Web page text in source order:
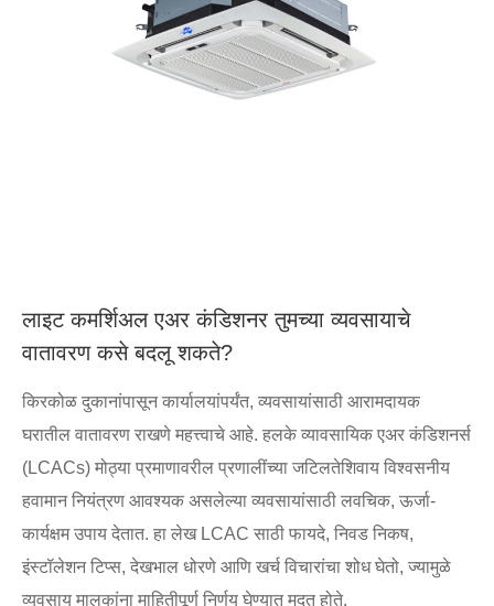
लाइट कमर्शिअल एअर कंडिशनर तुमच्या व्यवसायाचे
वातावरण कसे बदलू शकते?
किरकोळ दुकानांपासून कार्यालयांपर्यंत, व्यवसायांसाठी आरामदायक
घरातील वातावरण राखणे महत्त्वाचे आहे. हलके व्यावसायिक एअर कंडिशनर्स
(LCACs) मोठ्या प्रमाणावरील प्रणालींच्या जटिलतेशिवाय विश्वसनीय
हवामान नियंत्रण आवश्यक असलेल्या व्यवसायांसाठी लवचिक, ऊर्जा-
कार्यक्षम उपाय देतात. हा लेख LCAC साठी फायदे, निवड निकष,
इंस्टॉलेशन टिप्स, देखभाल धोरणे आणि खर्च विचारांचा शोध घेतो, ज्यामुळे
व्यवसाय मालकांना माहितीपूर्ण निर्णय घेण्यात मदत होते.